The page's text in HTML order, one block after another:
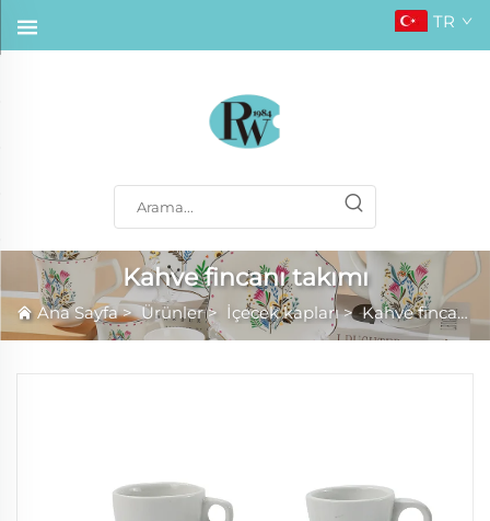
TR
Kahve fincanı takımı
Ana Sayfa>Ürünler> İçecek kapları>Kahve fincanı takımı